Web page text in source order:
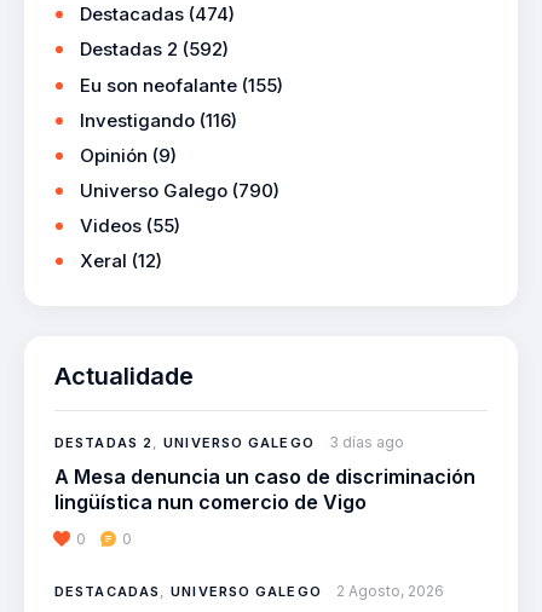
Destacadas (474)
Destadas 2 (592)
Eu son neofalante (155)
Investigando (116)
Opinión (9)
Universo Galego (790)
Videos (55)
Xeral (12)
Actualidade
DESTADAS 2,UNIVERSO GALEGO 3 días ago
A Mesa denuncia un caso de discriminación
lingüística nun comercio de Vigo
0 0
DESTACADAS ,UNIVERSO GALEGO 2 Agosto, 2026